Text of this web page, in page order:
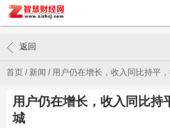
首页/ 新闻 / 用户仍在增长，收入同比持平
返回
用户仍在增长，收入同比持
城